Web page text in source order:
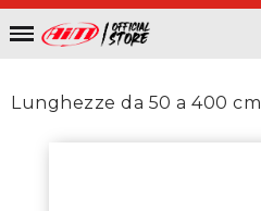
Lunghezze da 50 a 400 cm